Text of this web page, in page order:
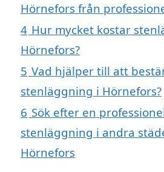
Hörnefors från
4 Hur mycket kostar
Hörnefors?
5 Vad hjälper till att
stenläggning i Hörnefors?
6 Sök efter en
stenläggning i andra
Hörnefors